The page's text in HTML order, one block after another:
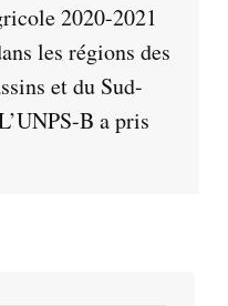
2020-2021
les régions des
et du Sud-
B a pris